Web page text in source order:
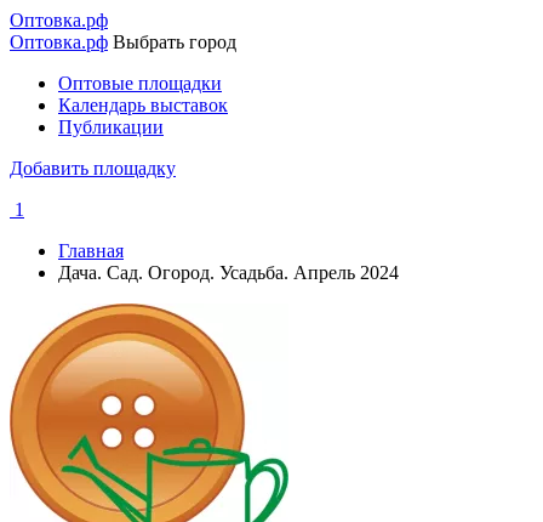
Перейти
к
содержанию
Оптовка.рф
Оптовка.рф Выбрать город
Основная
навигация
Оптовые площадки
Календарь выставок
Публикации
Добавить площадку
1
Строка
навигации
Главная
Дача. Сад. Огород. Усадьба. Апрель 2024